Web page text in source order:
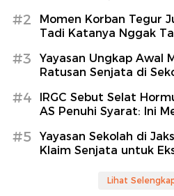
#2
Momen Korban Tegur
Tadi Katanya Nggak
#3
Yayasan Ungkap Awal
Ratusan Senjata di
#4
IRGC Sebut Selat
AS Penuhi Syarat: Ini
#5
Yayasan Sekolah di
Klaim Senjata untuk
Lihat